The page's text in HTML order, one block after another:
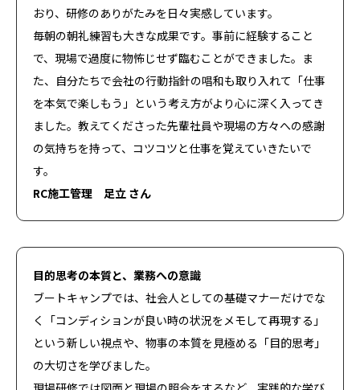
異職種からの転職
500時間研修
新卒採用
キャリア採用
グッドデザイン賞
VIEW MORE
ゼネコン事業採用
ゼネコン意匠設計採用
ゼネコン関西拠点採用
#越境採用
品質向上の取り組み
ゼネコン事業特設サイト
デザイン注文住宅特設サイト
パーチャル展示場
おり、研修のありがたみを日々実感しています。
毎朝の朝礼練習も大きな成果です。事前に経験すること
で、現場で過度に物怖じせず臨むことができました。ま
た、自分たちで会社の行動指針の唱和も取り入れて「仕事
を本気で楽しもう」という考え方がより心に深く入ってき
ました。教えてくださった先輩社員や現場の方々への感謝
の気持ちを持って、コツコツと仕事を覚えていきたいで
す。
RC施工管理 足立 さん
目的思考の本質と、業務への意識
ブートキャンプでは、社会人としての基礎マナーだけでな
く「コンディションが良い時の状況をメモして再現する」
という新しい視点や、物事の本質を見極める「目的思考」
の大切さを学びました。